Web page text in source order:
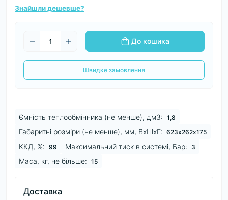
Знайшли дешевше?
До кошика
Швидке замовлення
Ємність теплообмінника (не менше), дм3: 1,8
Габаритні розміри (не менше), мм, ВхШхГ: 623х262х175
ККД, %: 99 Максимальний тиск в системі, Бар: 3
Маса, кг, не більше: 15
Доставка